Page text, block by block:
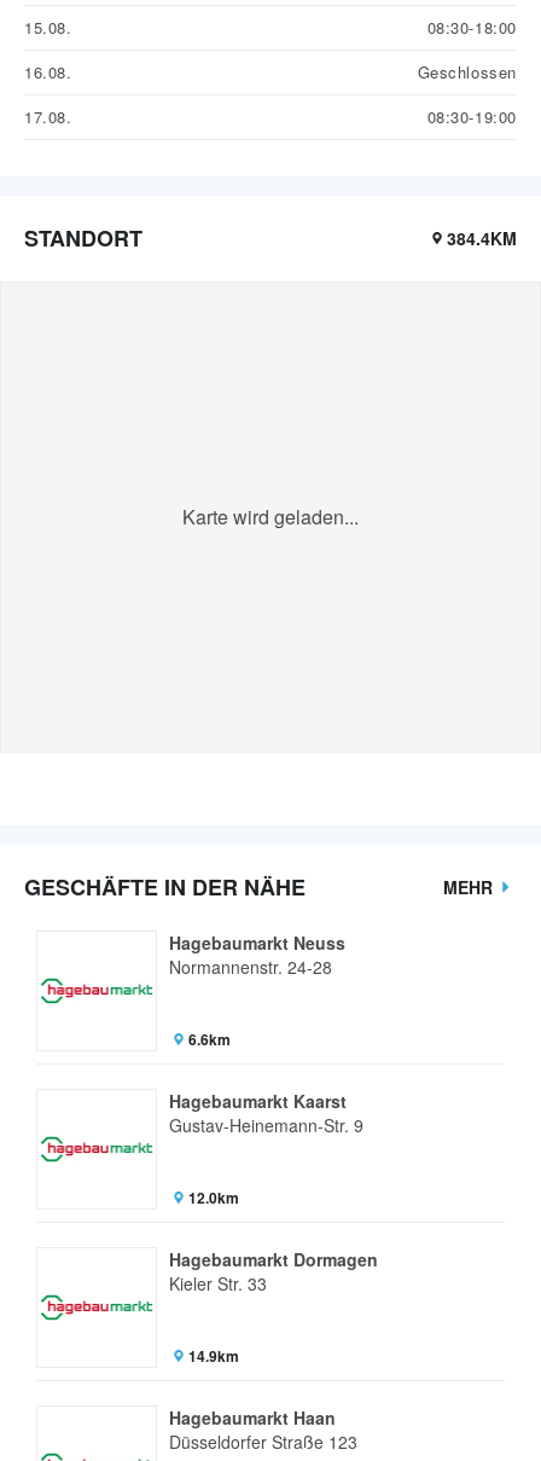
15.08.
08:30-18:00
16.08.
Geschlossen
17.08.
08:30-19:00
STANDORT 384.4KM
Karte wird geladen...
GESCHÄFTE IN DER NÄHE MEHR
Hagebaumarkt Neuss
Normannenstr. 24-28
6.6km
Hagebaumarkt Kaarst
Gustav-Heinemann-Str. 9
12.0km
Hagebaumarkt Dormagen
Kieler Str. 33
14.9km
Hagebaumarkt Haan
Düsseldorfer Straße 123